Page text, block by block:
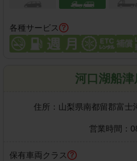
各種サービス
河口湖船津
住所： 山梨県南都留郡富士
営業時間：
保有車両クラス